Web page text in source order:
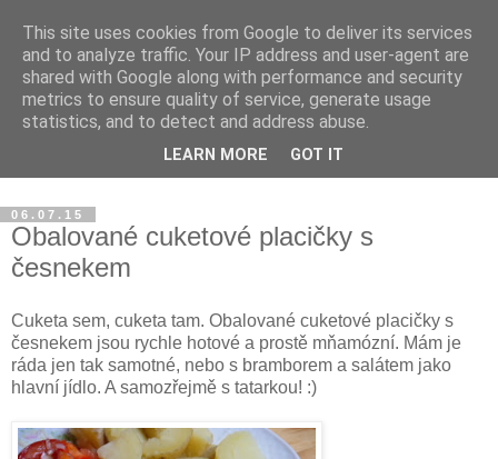
Blog Magdalény JP o
zdravém jídle a šťastném
06.07.15
Obalované cuketové placičky s
česnekem
Cuketa sem, cuketa tam. Obalované cuketové placičky s
česnekem jsou rychle hotové a prostě mňamózní. Mám je
ráda jen tak samotné, nebo s bramborem a salátem jako
hlavní jídlo. A samozřejmě s tatarkou! :)
This site uses cookies from Google to deliver its services
and to analyze traffic. Your IP address and user-agent are
shared with Google along with performance and security
metrics to ensure quality of service, generate usage
statistics, and to detect and address abuse.
LEARN MORE GOT IT